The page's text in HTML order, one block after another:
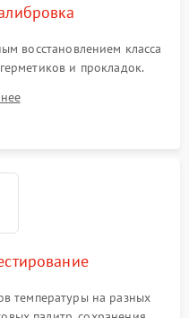
восстановлением класса
и прокладок.
по эталонному
измерения температур.
температуры на разных